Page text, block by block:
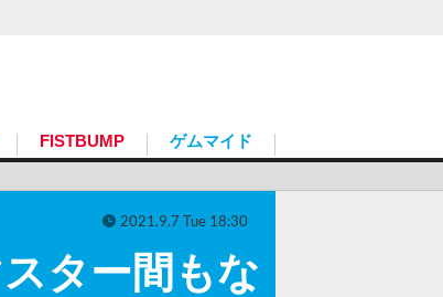
FISTBUMP ゲムマイド
ター間もな
2021.9.7 Tue 18:30